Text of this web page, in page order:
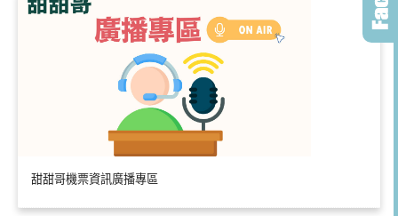
甜甜哥機票資訊廣播專區